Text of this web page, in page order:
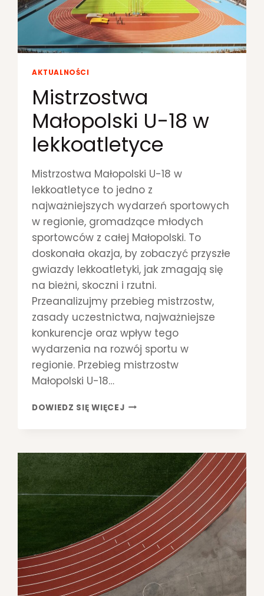
O
R
I
A
E
N
E
R
Ó
L
E
K
O
A
T
L
E
T
Y
Z
N
Y
C
H
AKTUALNOŚCI
Mistrzostwa
Małopolski U-18 w
lekkoatletyce
Mistrzostwa Małopolski U-18 w
lekkoatletyce to jedno z
najważniejszych wydarzeń sportowych
w regionie, gromadzące młodych
sportowców z całej Małopolski. To
doskonała okazja, by zobaczyć przyszłe
gwiazdy lekkoatletyki, jak zmagają się
na bieżni, skoczni i rzutni.
Przeanalizujmy przebieg mistrzostw,
zasady uczestnictwa, najważniejsze
konkurencje oraz wpływ tego
wydarzenia na rozwój sportu w
regionie. Przebieg mistrzostw
Małopolski U-18…
DOWIEDZ SIĘ WIĘCEJM
R
O
S
W
A
M
A
Ł
O